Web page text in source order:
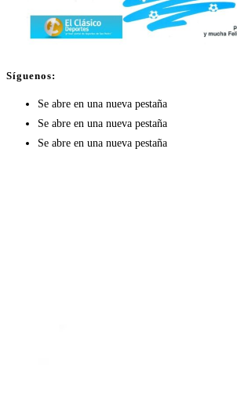
Síguenos:
Se abre en una nueva pestaña
Se abre en una nueva pestaña
Se abre en una nueva pestaña